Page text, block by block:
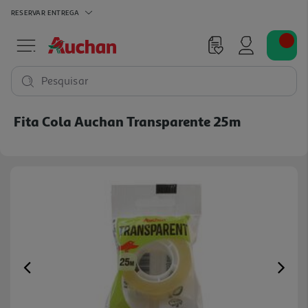
RESERVAR ENTREGA
Pesquisar
Fita Cola Auchan Transparente 25m
Previous